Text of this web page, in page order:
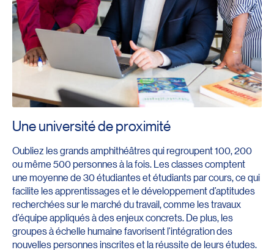
Une université de proximité
Oubliez les grands amphithéâtres qui regroupent 100, 200
ou même 500 personnes à la fois. Les classes comptent
une moyenne de 30 étudiantes et étudiants par cours, ce qui
facilite les apprentissages et le développement d’aptitudes
recherchées sur le marché du travail, comme les travaux
d’équipe appliqués à des enjeux concrets. De plus, les
groupes à échelle humaine favorisent l’intégration des
nouvelles personnes inscrites et la réussite de leurs études.